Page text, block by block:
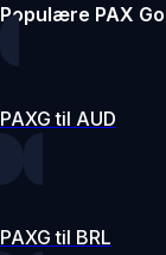
Populære PAX
PAXG til AUD
PAXG til BRL